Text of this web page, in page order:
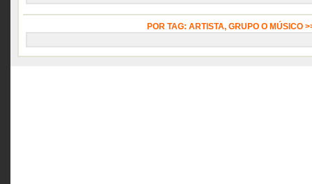
POR TAG: ARTISTA, GRUPO O MÚSICO